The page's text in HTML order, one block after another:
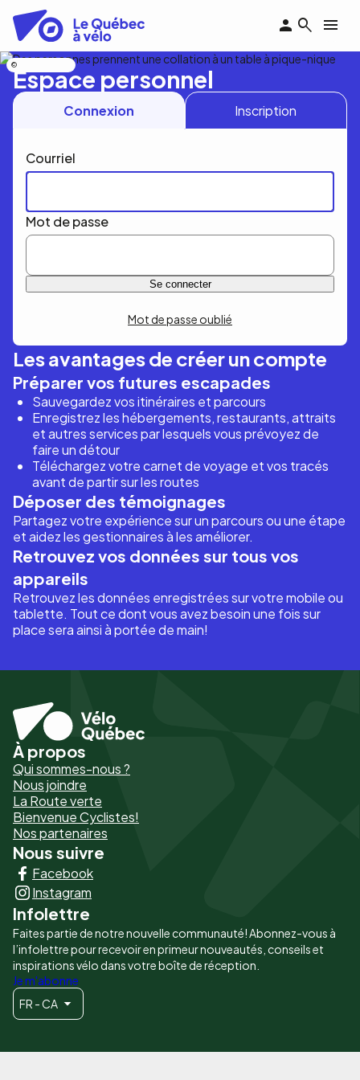
contenu
principal
Espace personnel
Connexion Inscription
Courriel
Mot de passe
Mot de passe oublié
Les avantages de créer un compte
Préparer vos futures escapades
Sauvegardez vos itinéraires et parcours
Enregistrez les hébergements, restaurants, attraits
et autres services par lesquels vous prévoyez de
faire un détour
Téléchargez votre carnet de voyage et vos tracés
avant de partir sur les routes
Déposer des témoignages
Partagez votre expérience sur un parcours ou une étape
et aidez les gestionnaires à les améliorer.
Retrouvez vos données sur tous vos
appareils
Retrouvez les données enregistrées sur votre mobile ou
tablette. Tout ce dont vous avez besoin une fois sur
place sera ainsi à portée de main!
Pied
de
page
-
Liens
principaux
À propos
Qui sommes-nous ?
Nous joindre
La Route verte
Bienvenue Cyclistes!
Nos partenaires
Nous suivre
Facebook
Instagram
Infolettre
Faites partie de notre nouvelle communauté! Abonnez-vous à
l’infolettre pour recevoir en primeur nouveautés, conseils et
inspirations vélo dans votre boîte de réception.
Je m'abonne
FR - CA